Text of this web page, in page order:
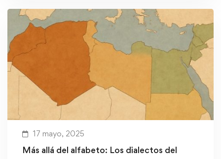
17 mayo, 2025
Más allá del alfabeto: Los dialectos del